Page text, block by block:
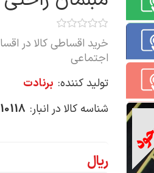
اجتماعی
تولید کننده: برنادت
شناسه کالا در انبار:
ریال